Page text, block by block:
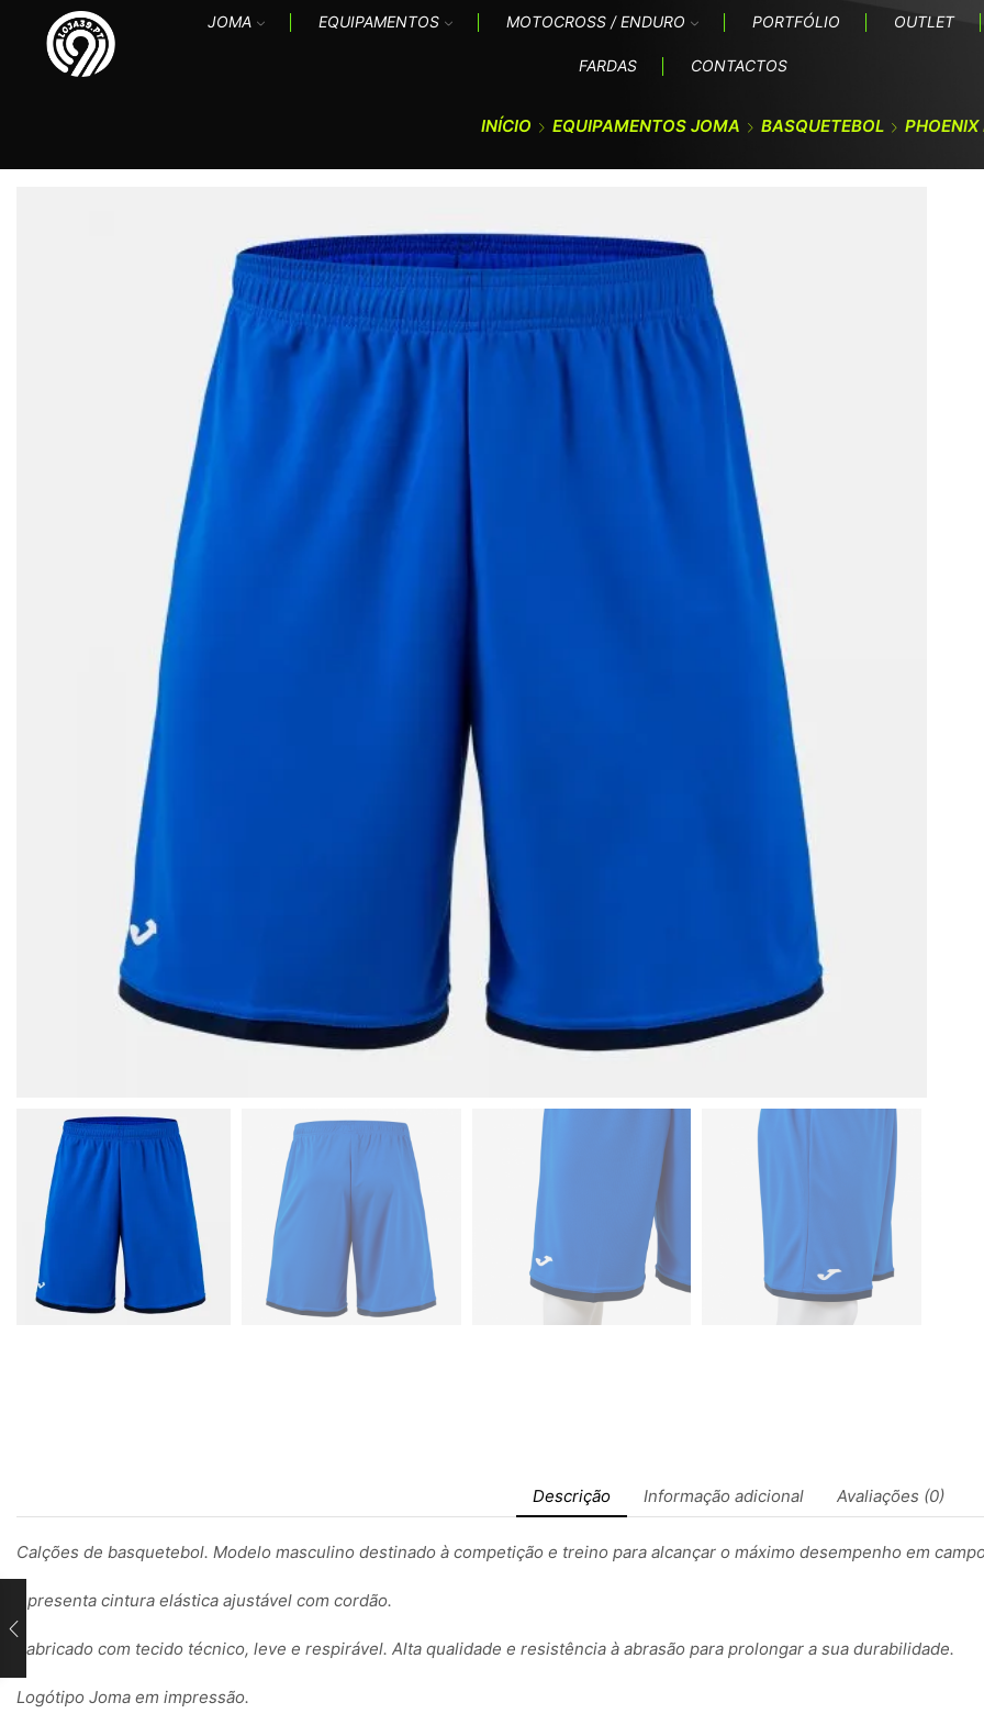
JOMA EQUIPAMENTOS MOTOCROSS / ENDURO PORTFÓLIO OUTLET
FARDAS CONTACTOS
INÍCIO EQUIPAMENTOS JOMA BASQUETEBOL PHOENIX
Descrição Informação adicional Avaliações (0)
Calções de basquetebol. Modelo masculino destinado à competição e treino para alcançar o máximo desempenho em
Apresenta cintura elástica ajustável com cordão.
Fabricado com tecido técnico, leve e respirável. Alta qualidade e resistência à abrasão para prolongar a sua durabilidade.
Logótipo Joma em impressão.